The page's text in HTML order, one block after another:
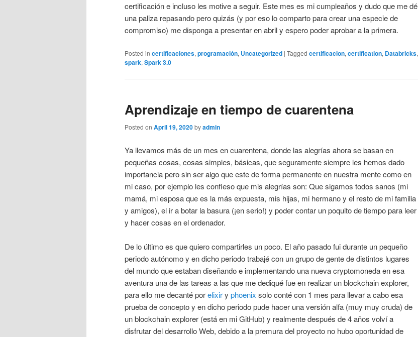
certificación e incluso les motive a seguir. Este mes es mi cumpleaños y dudo que me dé
una paliza repasando pero quizás (y por eso lo comparto para crear una especie de
compromiso) me disponga a presentar en abril y espero poder aprobar a la primera.
Posted in certificaciones, programación, Uncategorized | Tagged certificacion, certification, Databricks,
spark, Spark 3.0
Aprendizaje en tiempo de cuarentena
Posted on April 19, 2020byadmin
Ya llevamos más de un mes en cuarentena, donde las alegrías ahora se basan en
pequeñas cosas, cosas simples, básicas, que seguramente siempre les hemos dado
importancia pero sin ser algo que este de forma permanente en nuestra mente como en
mi caso, por ejemplo les confieso que mis alegrías son: Que sigamos todos sanos (mi
mamá, mi esposa que es la más expuesta, mis hijas, mi hermano y el resto de mi familia
y amigos), el ir a botar la basura (¡en serio!) y poder contar un poquito de tiempo para leer
y hacer cosas en el ordenador.
De lo último es que quiero compartirles un poco. El año pasado fui durante un pequeño
periodo autónomo y en dicho periodo trabajé con un grupo de gente de distintos lugares
del mundo que estaban diseñando e implementando una nueva cryptomoneda en esa
aventura una de las tareas a las que me dediqué fue en realizar un blockchain explorer,
para ello me decanté porelixiry phoenix solo conté con 1 mes para llevar a cabo esa
prueba de concepto y en dicho periodo pude hacer una versión alfa (muy muy cruda) de
un blockchain explorer (está en mi GitHub) y realmente después de 4 años volví a
disfrutar del desarrollo Web, debido a la premura del proyecto no hubo oportunidad de